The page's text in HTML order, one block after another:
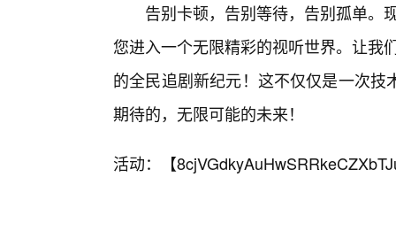
告别卡顿，告别等待，告别孤单。
您进入一个无限精彩的视听世界。让我
的全民追剧新纪元！这不仅仅是一次
期待的，无限可能的未来！
活动：【